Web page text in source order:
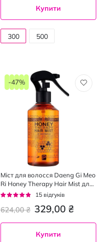
Купити
300
500
Міст для волосся Daeng Gi Meo
Ri Honey Therapy Hair Mist для
зволоження волосся 250 мл
Рейтинг:
15 відгуків
329,00 ₴
624,00 ₴
-47%
Купити